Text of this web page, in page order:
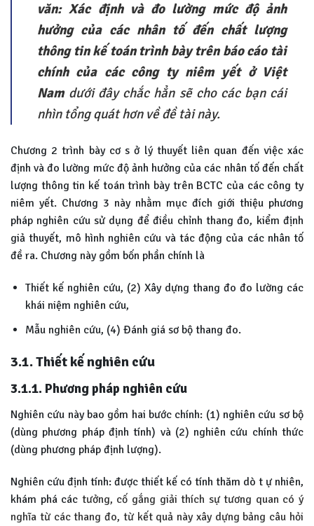
văn:Xác định và đo lường mức độ ảnh
hưởng của các nhân tố đến chất lượng
thông tin kế toán trình bày trên báo cáo tài
chính của các công ty niêm yết ở Việt
Nam dưới đây chắc hẳn sẽ cho các bạn cái
nhìn tổng quát hơn về đề tài này.
Chương 2 trình bày cơ s ở lý thuyết liên quan đến việc xác
định và đo lường mức độ ảnh hưởng của các nhân tố đến chất
lượng thông tin kế toán trình bày trên BCTC của các công ty
niêm yết. Chương 3 này nhằm mục đích giới thiệu phương
pháp nghiên cứu sử dụng để điều chỉnh thang đo, kiểm định
giả thuyết, mô hình nghiên cứu và tác động của các nhân tố
đề ra. Chương này gồm bốn phần chính là
Thiết kế nghiên cứu, (2) Xây dựng thang đo đo lường các
khái niệm nghiên cứu,
Mẫu nghiên cứu, (4) Đánh giá sơ bộ thang đo.
3.1.Thiết kế nghiên cứu
3.1.1. Phương pháp nghiên cứu
Nghiên cứu này bao gồm hai bước chính: (1) nghiên cứu sơ bộ
(dùng phương pháp định tính) và (2) nghiên cứu chính thức
(dùng phương pháp định lượng).
Nghiên cứu định tính: được thiết kế có tính thăm dò t ự nhiên,
khám phá các tưởng, cố gắng giải thích sự tương quan có ý
nghĩa từ các thang đo, từ kết quả này xây dựng bảng câu hỏi